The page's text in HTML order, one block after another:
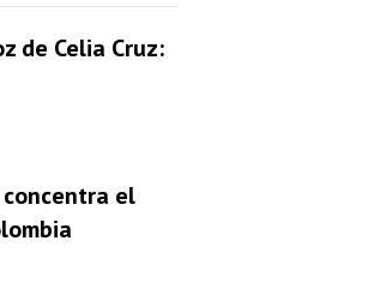
de Celia Cruz:
el